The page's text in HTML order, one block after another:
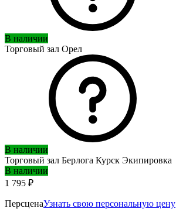
В наличии
Торговый зал Орел
В наличии
Торговый зал Берлога Курск Экипировка
В наличии
1 795 ₽
ПерсценаУзнать свою персональную цену